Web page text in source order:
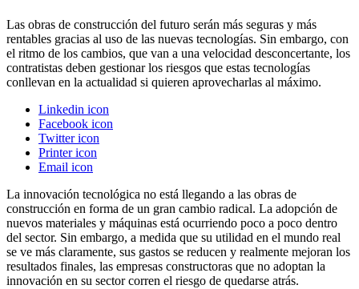
Las obras de construcción del futuro serán más seguras y más
rentables gracias al uso de las nuevas tecnologías. Sin embargo, con
el ritmo de los cambios, que van a una velocidad desconcertante, los
contratistas deben gestionar los riesgos que estas tecnologías
conllevan en la actualidad si quieren aprovecharlas al máximo.
Linkedin icon
Facebook icon
Twitter icon
Printer icon
Email icon
La innovación tecnológica no está llegando a las obras de
construcción en forma de un gran cambio radical. La adopción de
nuevos materiales y máquinas está ocurriendo poco a poco dentro
del sector. Sin embargo, a medida que su utilidad en el mundo real
se ve más claramente, sus gastos se reducen y realmente mejoran los
resultados finales, las empresas constructoras que no adoptan la
innovación en su sector corren el riesgo de quedarse atrás.